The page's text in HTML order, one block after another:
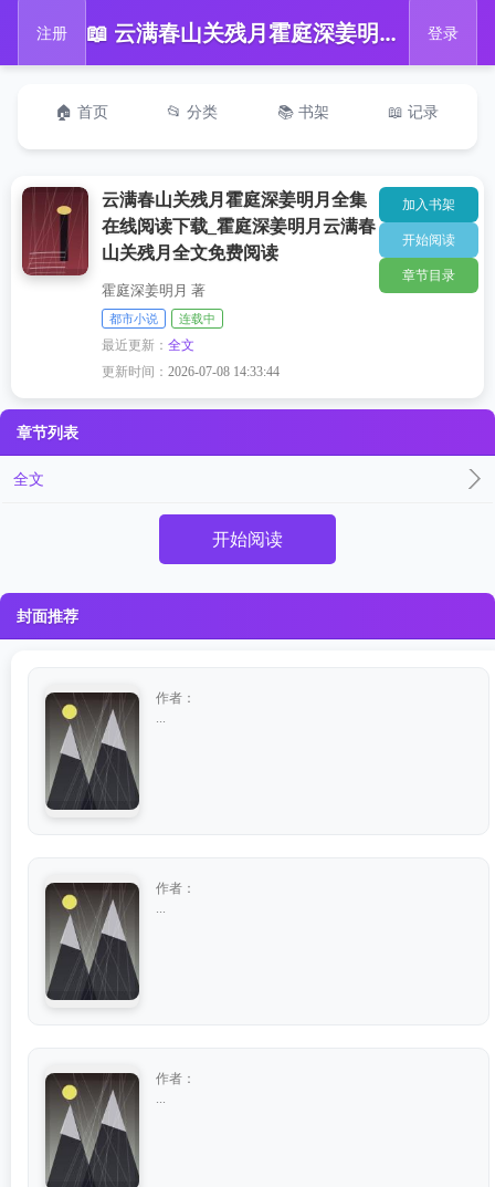
注册 📖 云满春山关残月霍庭深姜明月全集在线阅读下载_霍庭深姜明月云满春山关残月全文免费阅读 登录
🏠 首页 📂 分类 📚 书架 📖 记录
云满春山关残月霍庭深姜明月全集
在线阅读下载_霍庭深姜明月云满春
山关残月全文免费阅读
霍庭深姜明月 著
都市小说 连载中
最近更新：全文
更新时间：2026-07-08 14:33:44
加入书架
开始阅读
章节目录
章节列表
全文
开始阅读
封面推荐
作者：
作者：
作者：